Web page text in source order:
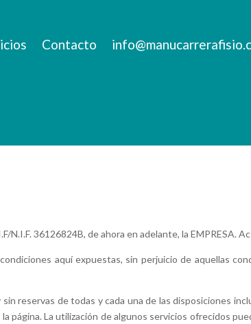
Contacto
N.I.F. 36126824B, de ahora en adelante, la EMPRESA.
aquí expuestas, sin perjuicio de aquellas
reservas de todas y cada una de las disposiciones
página. La utilización de algunos servicios ofrecidos